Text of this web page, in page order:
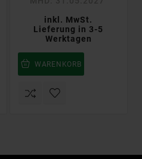
inkl. MwSt.
Lieferung in 3-5
Werktagen
WARENKORB